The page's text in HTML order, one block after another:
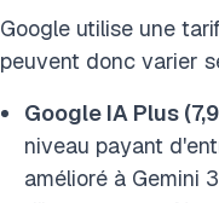
Google utilise une
peuvent donc varier
Google IA Plus
niveau payant
amélioré à Gemini